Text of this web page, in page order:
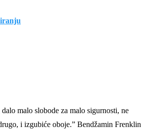
malo slobode za malo sigurnosti, ne
i izgubiće oboje.” Bendžamin Frenklin